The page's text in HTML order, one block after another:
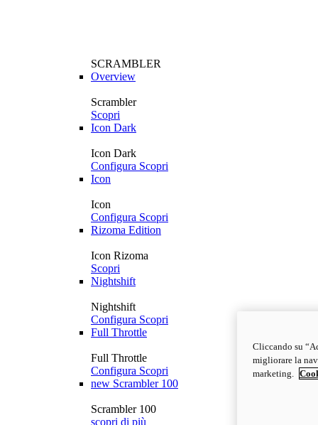
SCRAMBLER
Overview
Scrambler
Scopri
Icon Dark
Icon Dark
Configura Scopri
Icon
Icon
Configura Scopri
Rizoma Edition
Icon Rizoma
Scopri
Nightshift
Nightshift
Configura Scopri
Full Throttle
Full Throttle
Configura Scopri
new Scrambler 100
Scrambler 100
scopri di più
Cliccando su
migliorare la
marketing.